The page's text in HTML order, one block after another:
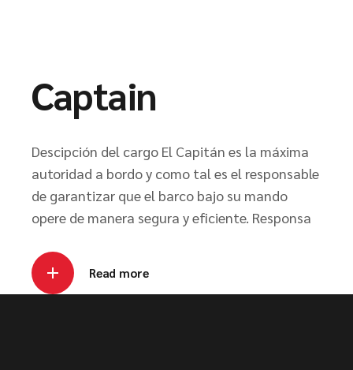
Captain
Descipción del cargo El Capitán es la máxima
autoridad a bordo y como tal es el responsable
de garantizar que el barco bajo su mando
opere de manera segura y eficiente. Responsa
Read more